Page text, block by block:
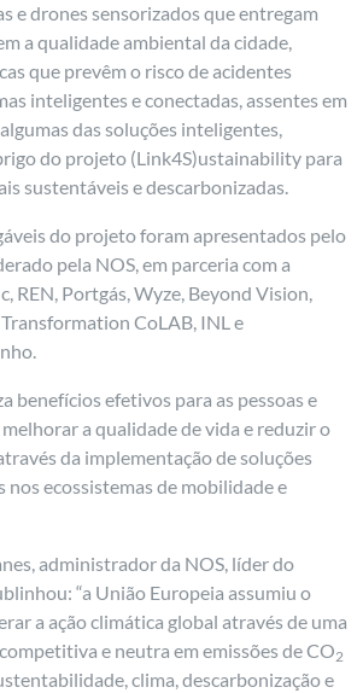
e drones sensorizados que entregam
a qualidade ambiental da cidade,
que prevêm o risco de acidentes
inteligentes e conectadas, assentes em
das soluções inteligentes,
do projeto (Link4S)ustainability para
sustentáveis e descarbonizadas.
do projeto foram apresentados pelo
pela NOS, em parceria com a
REN, Portgás, Wyze, Beyond Vision,
CoLAB, INL e
benefícios efetivos para as pessoas e
a qualidade de vida e reduzir o
da implementação de soluções
ecossistemas de mobilidade e
administrador da NOS, líder do
“a União Europeia assumiu o
a ação climática global através de uma
e neutra em emissões de CO2
clima, descarbonização e